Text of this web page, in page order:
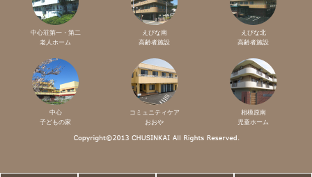
中心荘第一・第二
老人ホーム
えびな南
高齢者施設
えびな北
高齢者施設
中心
子どもの家
コミュニティケア
おおや
相模原南
児童ホーム